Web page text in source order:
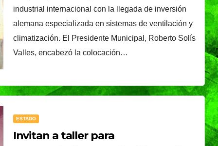
industrial internacional con la llegada de inversión
alemana especializada en sistemas de ventilación y
climatización. El Presidente Municipal, Roberto Solís
Valles, encabezó la colocación…
ESTADO
Invitan a taller para